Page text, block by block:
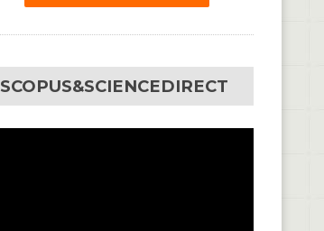
SCOPUS&SCIENCEDIRECT